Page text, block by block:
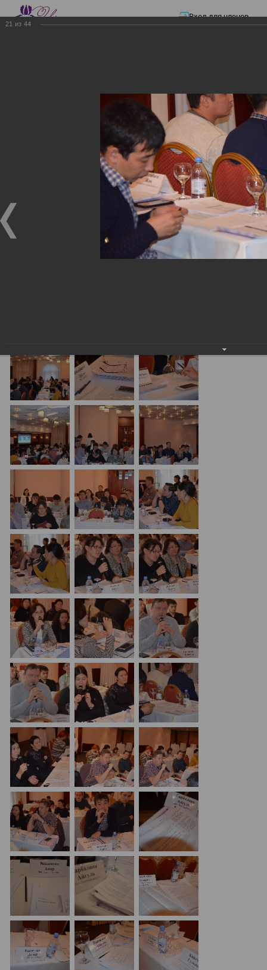
Вход для членов
ЭЛЕКТРОННЫЕ СЧЕТА-ФАКТУРЫ.
ЭЛЕКТРОННЫЕ СЧЕТА-
ФАКТУРЫ. ВИРТУАЛЬНЫЙ
ЭЛЕКТРОННЫЕ СЧЕТА-ФАКТУРЫ. ВИРТУАЛЬНЫЙ
СКЛАД.
Семинар с КГД и разработчиками
21 из 44